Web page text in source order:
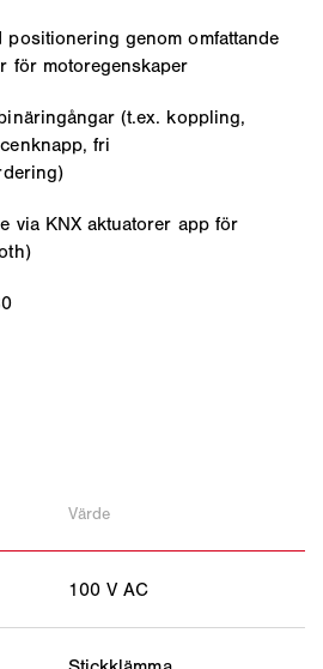
genom omfattande
för motoregenskaper
(t.ex. koppling,
fri
via KNX aktuatorer app för
Värde
100 V AC